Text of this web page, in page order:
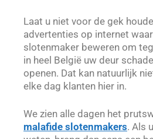
Laat u niet voor de gek
advertenties op internet
slotenmaker beweren om
in heel België uw deur
openen. Dat kan natuurlijk
elke dag klanten hier in.
We zien alle dagen het
malafide slotenmakers. Als